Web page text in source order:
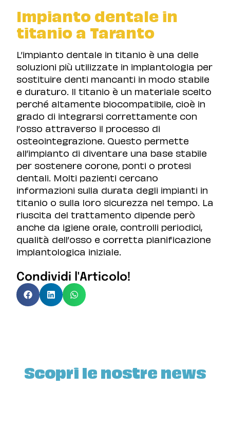
Impianto dentale in
titanio a Taranto
L’impianto dentale in titanio è una delle
soluzioni più utilizzate in implantologia per
sostituire denti mancanti in modo stabile
e duraturo. Il titanio è un materiale scelto
perché altamente biocompatibile, cioè in
grado di integrarsi correttamente con
l’osso attraverso il processo di
osteointegrazione. Questo permette
all’impianto di diventare una base stabile
per sostenere corone, ponti o protesi
dentali. Molti pazienti cercano
informazioni sulla durata degli impianti in
titanio o sulla loro sicurezza nel tempo. La
riuscita del trattamento dipende però
anche da igiene orale, controlli periodici,
qualità dell’osso e corretta pianificazione
implantologica iniziale.
Condividi l'Articolo!
Scopri le nostre news